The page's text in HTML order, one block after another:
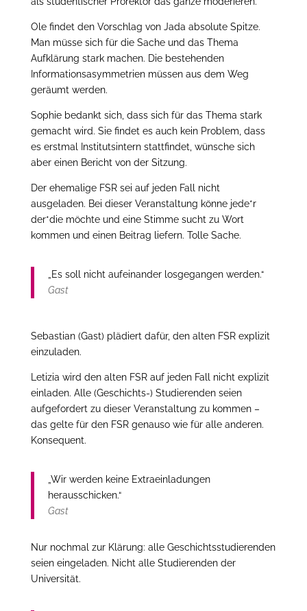
Ole findet den Vorschlag von Jada absolute Spitze.
Man müsse sich für die Sache und das Thema
Aufklärung stark machen. Die bestehenden
Informationsasymmetrien müssen aus dem Weg
geräumt werden.
Sophie bedankt sich, dass sich für das Thema stark
gemacht wird. Sie findet es auch kein Problem, dass
es erstmal Institutsintern stattfindet, wünsche sich
aber einen Bericht von der Sitzung.
Der ehemalige FSR sei auf jeden Fall nicht
ausgeladen. Bei dieser Veranstaltung könne jede*r
der*die möchte und eine Stimme sucht zu Wort
kommen und einen Beitrag liefern. Tolle Sache.
„Es soll nicht aufeinander losgegangen werden.“
Gast
Sebastian (Gast) plädiert dafür, den alten FSR explizit
einzuladen.
Letizia wird den alten FSR auf jeden Fall nicht explizit
einladen. Alle (Geschichts-) Studierenden seien
aufgefordert zu dieser Veranstaltung zu kommen –
das gelte für den FSR genauso wie für alle anderen.
Konsequent.
„Wir werden keine Extraeinladungen
herausschicken.“
Gast
Nur nochmal zur Klärung: alle Geschichtsstudierenden
seien eingeladen. Nicht alle Studierenden der
Universität.